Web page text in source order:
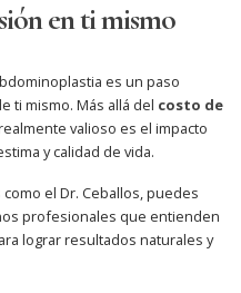
en ti mismo
es un paso
ti mismo. Más allá del costo de
valioso es el impacto
y calidad de vida.
el Dr. Ceballos, puedes
profesionales que entienden
lograr resultados naturales y